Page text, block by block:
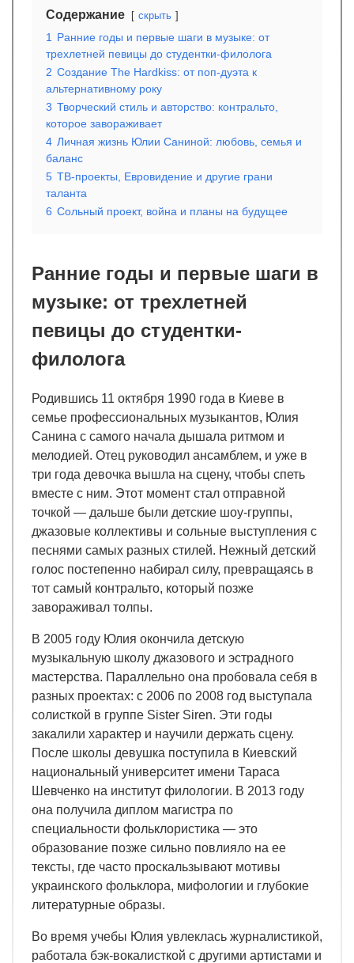
Содержание скрыть
1
Ранние годы и первые шаги в музыке: от
трехлетней певицы до студентки-филолога
2 Создание The Hardkiss: от поп-дуэта к
альтернативному року
3 Творческий стиль и авторство: контральто,
которое завораживает
4 Личная жизнь Юлии Саниной: любовь, семья и
баланс
5 ТВ-проекты, Евровидение и другие грани
таланта
6 Сольный проект, война и планы на будущее
Ранние годы и первые шаги в
музыке: от трехлетней
певицы до студентки-
филолога
Родившись 11 октября 1990 года в Киеве в
семье профессиональных музыкантов, Юлия
Санина с самого начала дышала ритмом и
мелодией. Отец руководил ансамблем, и уже в
три года девочка вышла на сцену, чтобы спеть
вместе с ним. Этот момент стал отправной
точкой — дальше были детские шоу-группы,
джазовые коллективы и сольные выступления с
песнями самых разных стилей. Нежный детский
голос постепенно набирал силу, превращаясь в
тот самый контральто, который позже
завораживал толпы.
В 2005 году Юлия окончила детскую
музыкальную школу джазового и эстрадного
мастерства. Параллельно она пробовала себя в
разных проектах: с 2006 по 2008 год выступала
солисткой в группе Sister Siren. Эти годы
закалили характер и научили держать сцену.
После школы девушка поступила в Киевский
национальный университет имени Тараса
Шевченко на институт филологии. В 2013 году
она получила диплом магистра по
специальности фольклористика — это
образование позже сильно повлияло на ее
тексты, где часто проскальзывают мотивы
украинского фольклора, мифологии и глубокие
литературные образы.
Во время учебы Юлия увлеклась журналистикой,
работала бэк-вокалисткой с другими артистами и